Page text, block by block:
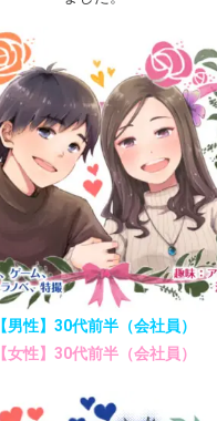
【男性】30代前半（会社員）
【女性】30代前半（会社員）